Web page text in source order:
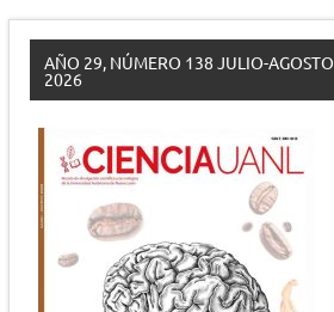
AÑO 29, NÚMERO 138 JULIO-AGOSTO
2026